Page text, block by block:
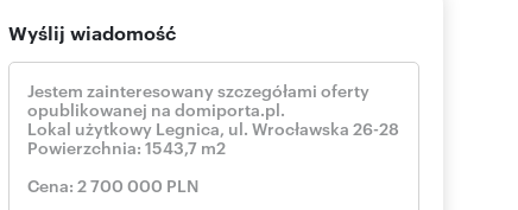
Wyślij wiadomość